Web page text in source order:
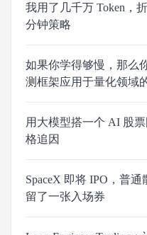
我用了几千万 Token，
分钟策略
如果你学得够慢，那么
测框架应用于量化领域
用大模型搭一个 AI 股
格追因
SpaceX 即将 IPO，普
留了一张入场券